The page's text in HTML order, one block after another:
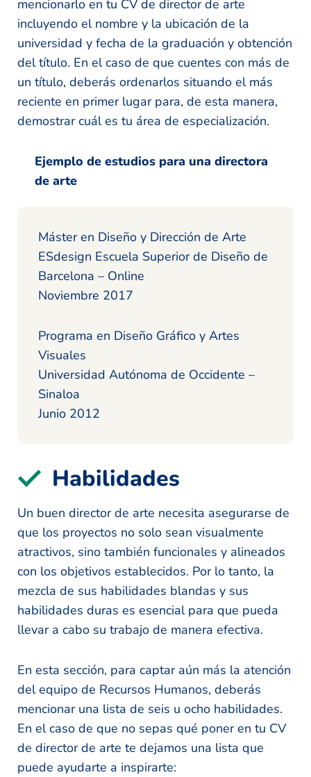
mencionarlo en tu CV de director de arte
incluyendo el nombre y la ubicación de la
universidad y fecha de la graduación y obtención
del título. En el caso de que cuentes con más de
un título, deberás ordenarlos situando el más
reciente en primer lugar para, de esta manera,
demostrar cuál es tu área de especialización.
Ejemplo de estudios para una directora
de arte
Máster en Diseño y Dirección de Arte
ESdesign Escuela Superior de Diseño de
Barcelona – Online
Noviembre 2017
Programa en Diseño Gráfico y Artes
Visuales
Universidad Autónoma de Occidente –
Sinaloa
Junio 2012
Habilidades
Un buen director de arte necesita asegurarse de
que los proyectos no solo sean visualmente
atractivos, sino también funcionales y alineados
con los objetivos establecidos. Por lo tanto, la
mezcla de sus habilidades blandas y sus
habilidades duras es esencial para que pueda
llevar a cabo su trabajo de manera efectiva.
En esta sección, para captar aún más la atención
del equipo de Recursos Humanos, deberás
mencionar una lista de seis u ocho habilidades.
En el caso de que no sepas qué poner en tu CV
de director de arte te dejamos una lista que
puede ayudarte a inspirarte: